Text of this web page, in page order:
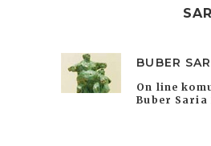
BUBER
On line
Buber Saria